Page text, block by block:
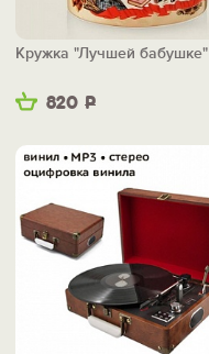
820 Р
Кружка "Лучшей бабушке"